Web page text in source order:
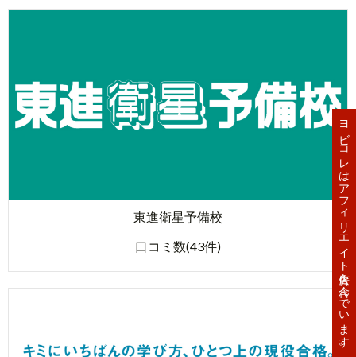
東進衛星予備校
口コミ数(43件)
ヨビコレはアフィリエイト広告を含んでいます。